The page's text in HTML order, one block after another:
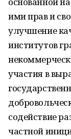
ими прав и
улучшение
институтов
участия в
содействие
частной